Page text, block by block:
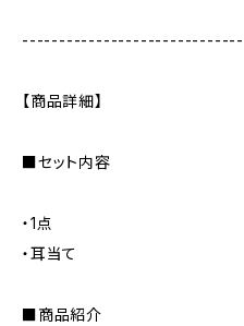
【商品詳細】
■セット内容
・1点
・耳当て
■商品紹介